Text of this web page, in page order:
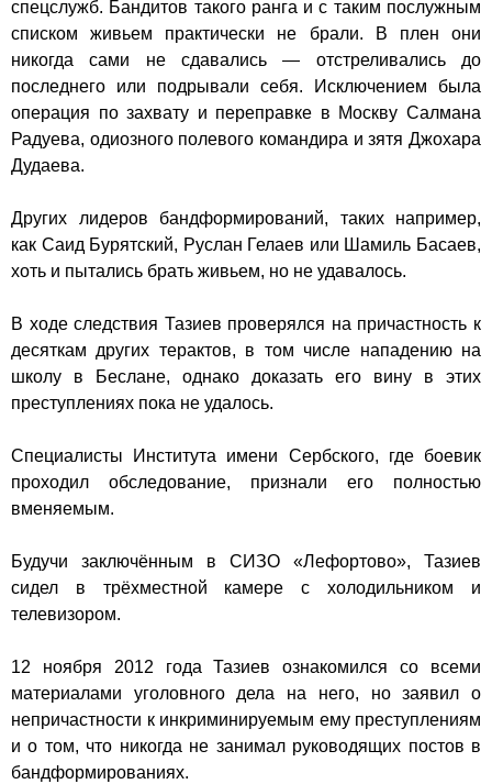
спецслужб. Бандитов такого ранга и с таким послужным
списком живьем практически не брали. В плен они
никогда сами не сдавались — отстреливались до
последнего или подрывали себя. Исключением была
операция по захвату и переправке в Москву Салмана
Радуева, одиозного полевого командира и зятя Джохара
Дудаева.
Других лидеров бандформирований, таких например,
как Саид Бурятский, Руслан Гелаев или Шамиль Басаев,
хоть и пытались брать живьем, но не удавалось.
В ходе следствия Тазиев проверялся на причастность к
десяткам других терактов, в том числе нападению на
школу в Беслане, однако доказать его вину в этих
преступлениях пока не удалось.
Специалисты Института имени Сербского, где боевик
проходил обследование, признали его полностью
вменяемым.
Будучи заключённым в СИЗО «Лефортово», Тазиев
сидел в трёхместной камере с холодильником и
телевизором.
12 ноября 2012 года Тазиев ознакомился со всеми
материалами уголовного дела на него, но заявил о
непричастности к инкриминируемым ему преступлениям
и о том, что никогда не занимал руководящих постов в
бандформированиях.